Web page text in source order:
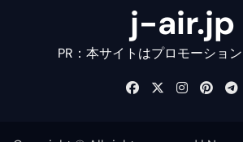
j-air.jp
PR：本サイトはプロモーショ